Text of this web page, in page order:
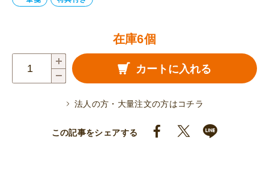
在庫6個
カートに入れる
法人の方・大量注文の方はコチラ
この記事をシェアする